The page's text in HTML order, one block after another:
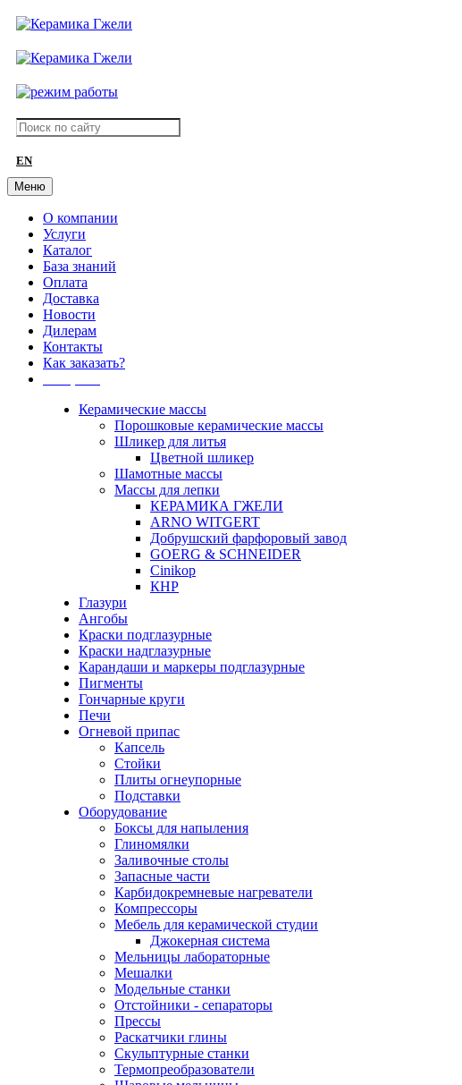
EN
Меню
О компании
Услуги
Каталог
База знаний
Оплата
Доставка
Новости
Дилерам
Контакты
Как заказать?
Керамические массы
Порошковые керамические массы
Шликер для литья
Цветной шликер
Шамотные массы
Массы для лепки
КЕРАМИКА ГЖЕЛИ
ARNO WITGERT
Добрушский фарфоровый завод
GOERG & SCHNEIDER
Cinikop
КНР
Глазури
Ангобы
Краски подглазурные
Краски надглазурные
Карандаши и маркеры подглазурные
Пигменты
Гончарные круги
Печи
Огневой припас
Капсель
Стойки
Плиты огнеупорные
Подставки
Оборудование
Боксы для напыления
Глиномялки
Заливочные столы
Запасные части
Карбидокремневые нагреватели
Компрессоры
Мебель для керамической студии
Джокерная система
Мельницы лабораторные
Мешалки
Модельные станки
Отстойники - сепараторы
Прессы
Раскатчики глины
Скульптурные станки
Термопреобразователи